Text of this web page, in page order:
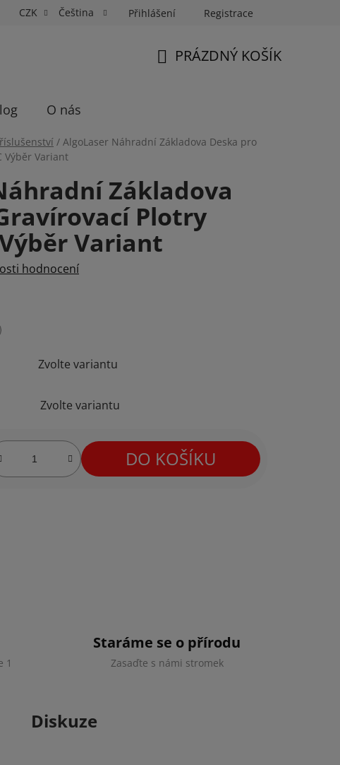
Fotospin Neony na míru Průkazové Foto
CZK Čeština Přihlášení Registrace
PRÁZDNÝ KOŠÍK
O nás
/ AlgoLaser Náhradní Základova Deska pro
Výběr Variant
Základova
Plotry
Variant
hodnocení
Zvolte variantu
Zvolte variantu
DO KOŠÍKU
1
Staráme se o přírodu
Zasaďte s námi stromek
Diskuze